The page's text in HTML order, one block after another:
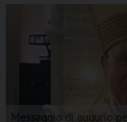
Messaggio di augurio